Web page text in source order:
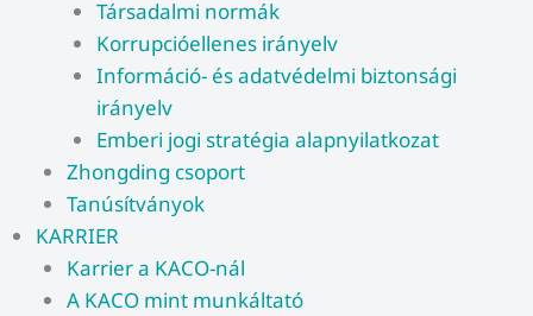
Társadalmi normák
Korrupcióellenes irányelv
Információ- és adatvédelmi biztonsági
irányelv
Emberi jogi stratégia alapnyilatkozat
Zhongding csoport
Tanúsítványok
KARRIER
Karrier a KACO-nál
A KACO mint munkáltató